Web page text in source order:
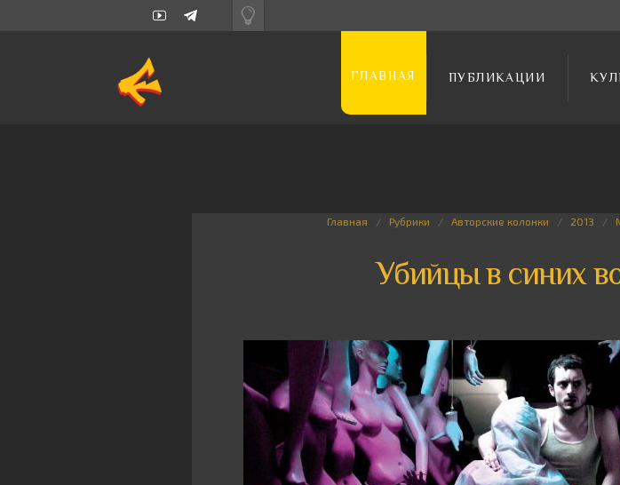
ГЛАВНАЯ ПУБЛИКАЦИИ
Главная Рубрики Авторские колонки 2013
Убийцы в синих